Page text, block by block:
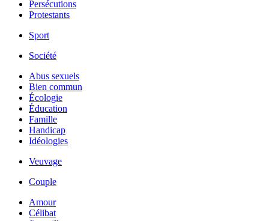
Persécutions
Protestants
Sport
Société
Abus sexuels
Bien commun
Écologie
Éducation
Famille
Handicap
Idéologies
Veuvage
Couple
Amour
Célibat